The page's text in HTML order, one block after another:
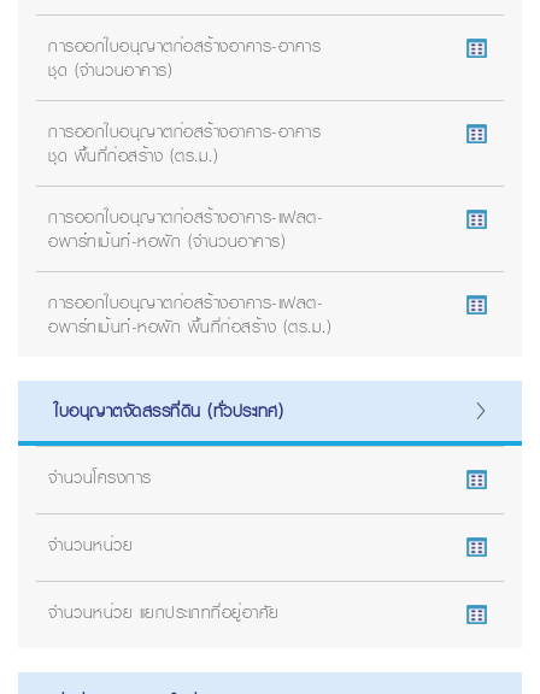
การออกใบอนุญาตก่อสร้างอาคาร-อาคาร
ชุด (จำนวนอาคาร)
การออกใบอนุญาตก่อสร้างอาคาร-อาคาร
ชุด พื้นที่ก่อสร้าง (ตร.ม.)
การออกใบอนุญาตก่อสร้างอาคาร-แฟลต-
อพาร์ทเม้นท์-หอพัก (จำนวนอาคาร)
การออกใบอนุญาตก่อสร้างอาคาร-แฟลต-
อพาร์ทเม้นท์-หอพัก พื้นที่ก่อสร้าง (ตร.ม.)
ใบอนุญาตจัดสรรที่ดิน (ทั่วประเทศ)
จำนวนโครงการ
จำนวนหน่วย
จำนวนหน่วย แยกประเภทที่อยู่อาศัย